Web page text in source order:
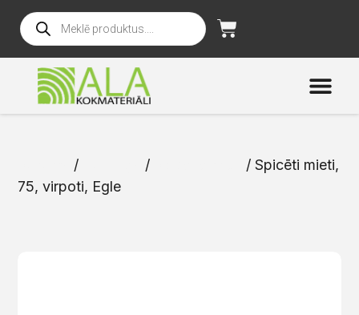
/ /
/ Spicēti mieti,
75, virpoti, Egle